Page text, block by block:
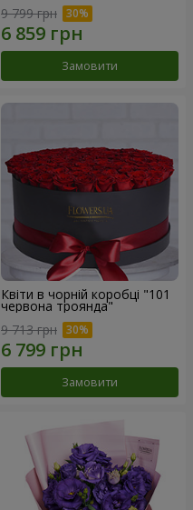
9 799 грн
Замовити
Квіти в чорній коробці "101
червона троянда"
9 713 грн
Замовити